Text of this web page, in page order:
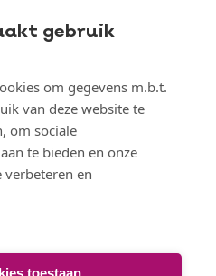
gebruik
om gegevens m.b.t.
van deze website te
om sociale
te bieden en onze
verbeteren en
toestaan